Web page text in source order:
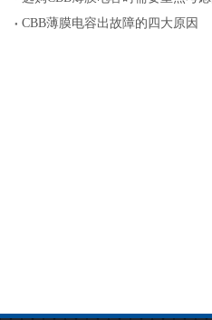
CBB薄膜电容出故障的四大原因